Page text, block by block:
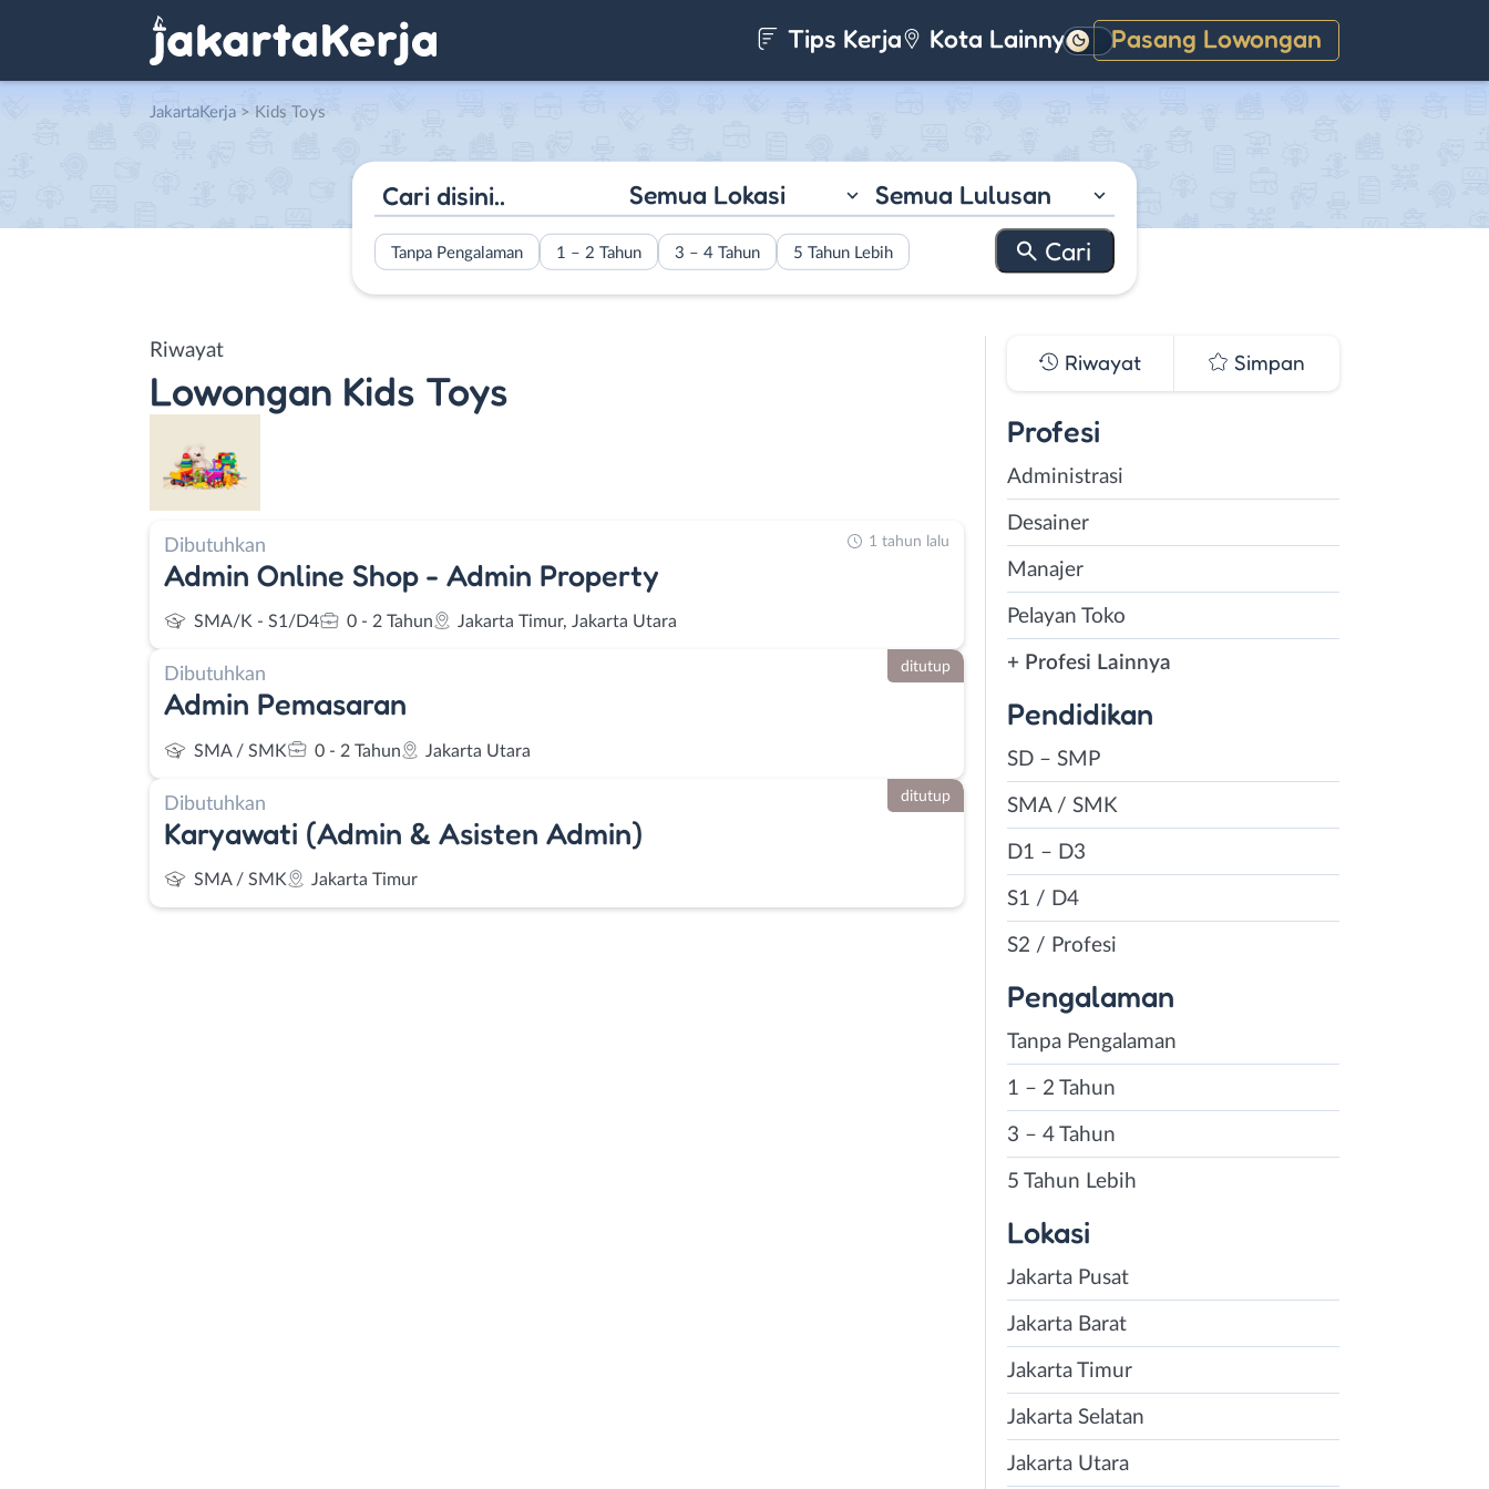
Tips Kerja Kota Lainnya Pasang Lowongan
Gelap
JakartaKerja > Kids Toys
Semua Lokasi Semua Lulusan
Tanpa Pengalaman 1 – 2 Tahun 3 – 4 Tahun 5 Tahun Lebih
Riwayat
Lowongan Kids Toys
Dibutuhkan
Admin Online Shop - Admin Property
SMA/K - S1/D4 0 - 2 Tahun Jakarta Timur, Jakarta Utara
1 tahun lalu
Dibutuhkan
Admin Pemasaran
SMA / SMK 0 - 2 Tahun Jakarta Utara
ditutup
Dibutuhkan
Karyawati (Admin & Asisten Admin)
SMA / SMK Jakarta Timur
ditutup
Riwayat Simpan
Profesi
Administrasi
Desainer
Manajer
Pelayan Toko
+ Profesi Lainnya
Pendidikan
SD – SMP
SMA / SMK
D1 – D3
S1 / D4
S2 / Profesi
Pengalaman
Tanpa Pengalaman
1 – 2 Tahun
3 – 4 Tahun
5 Tahun Lebih
Lokasi
Jakarta Pusat
Jakarta Barat
Jakarta Timur
Jakarta Selatan
Jakarta Utara